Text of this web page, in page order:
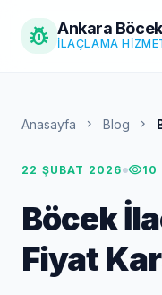
pest_control Ankara
İLAÇLAMA
Anasayfa chevron_right Blog chevron_right
22 ŞUBAT 2026 visibility10
Böcek
Fiyat